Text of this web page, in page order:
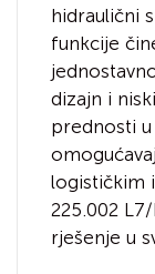
hidraulični
funkcije
dizajn i
prednosti
logističkim
225.002
rješenje u